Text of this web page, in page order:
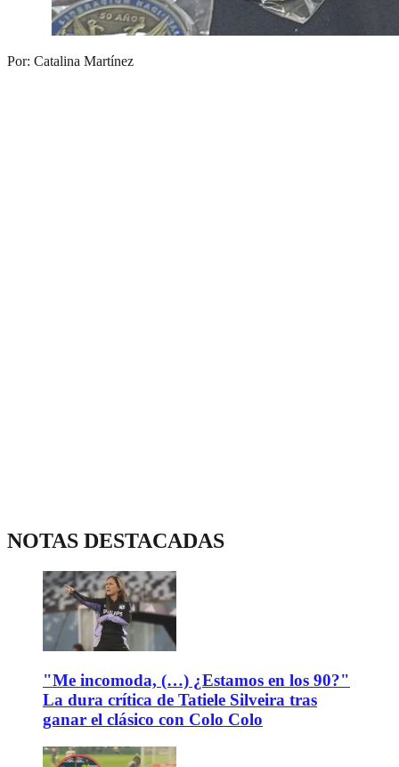
Por: Catalina Martínez
NOTAS DESTACADAS
"Me incomoda, (…) ¿Estamos en los 90?"
La dura crítica de Tatiele Silveira tras
ganar el clásico con Colo Colo